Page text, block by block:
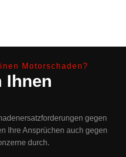
Motorschaden?
Ihnen
gegen
Ihre Ansprüchen auch gegen
durch.